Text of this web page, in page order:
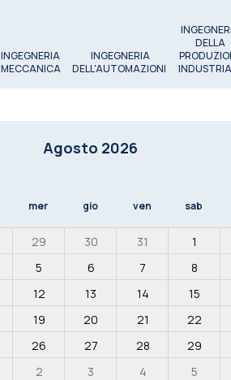
INGEGNERIA
MECCANICA
INGEGNERIA
DELL'AUTOMAZIONE
DELLA
Agosto 2026
mer gio ven sab
29 30 31 1
5 6 7 8
12 13 14 15
19 20 21 22
26 27 28 29
2 3 4 5